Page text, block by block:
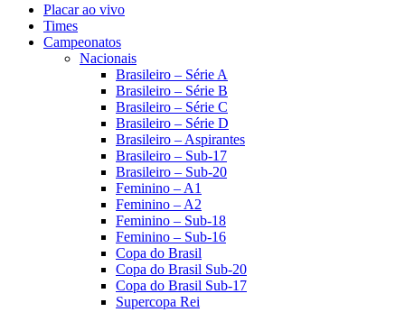
Placar ao vivo
Times
Campeonatos
Nacionais
Brasileiro – Série A
Brasileiro – Série B
Brasileiro – Série C
Brasileiro – Série D
Brasileiro – Aspirantes
Brasileiro – Sub-17
Brasileiro – Sub-20
Feminino – A1
Feminino – A2
Feminino – Sub-18
Feminino – Sub-16
Copa do Brasil
Copa do Brasil Sub-20
Copa do Brasil Sub-17
Supercopa Rei